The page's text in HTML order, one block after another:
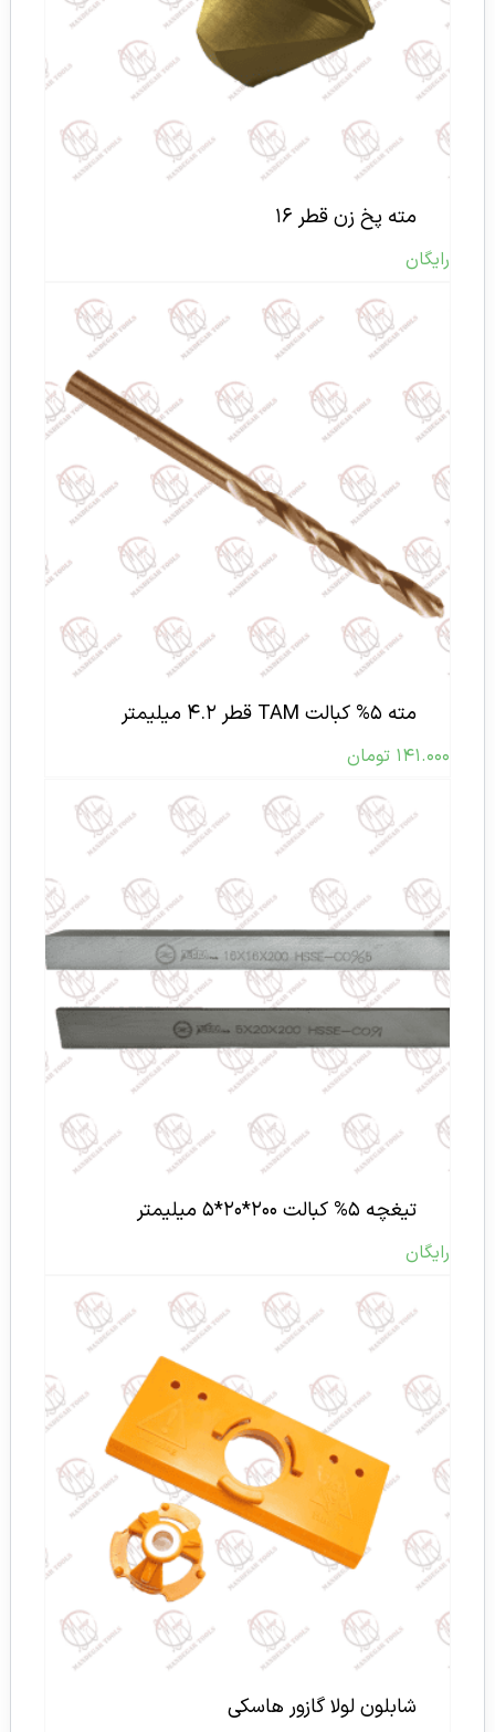
مته پخ زن قطر ۱۶
رایگان
مته ۵% کبالت TAM قطر ۴.۲ میلیمتر
۱۴۱.۰۰۰ تومان
تیغچه ۵% کبالت ۲۰۰*۲۰*۵ میلیمتر
رایگان
شابلون لولا گازور هاسکی